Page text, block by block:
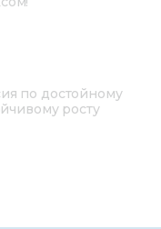
по достойному
росту